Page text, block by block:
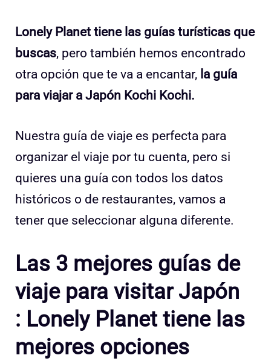
Lonely Planet tiene las guías turísticas que
buscas, pero también hemos encontrado
otra opción que te va a encantar, la guía
para viajar a Japón Kochi Kochi.
Nuestra guía de viaje es perfecta para
organizar el viaje por tu cuenta, pero si
quieres una guía con todos los datos
históricos o de restaurantes, vamos a
tener que seleccionar alguna diferente.
Las 3 mejores guías de
viaje para visitar Japón
: Lonely Planet tiene las
mejores opciones